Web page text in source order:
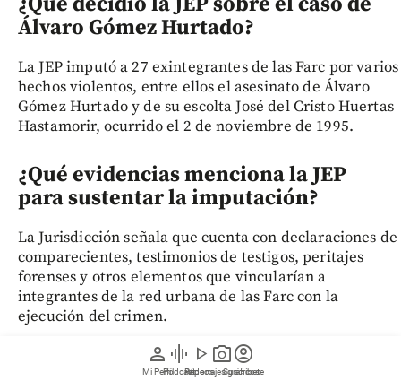
person
Mi Perfil
graphic_eq
Pódcast
play_arrow
Videos
photo_camera
Reportajes gráficos
account_circle
Suscríbete
Álvaro Gómez Hurtado?
La JEP imputó a 27 exintegrantes de las Farc por varios
hechos violentos, entre ellos el asesinato de Álvaro
Gómez Hurtado y de su escolta José del Cristo Huertas
Hastamorir, ocurrido el 2 de noviembre de 1995.
¿Qué evidencias menciona la JEP
para sustentar la imputación?
La Jurisdicción señala que cuenta con declaraciones de
comparecientes, testimonios de testigos, peritajes
forenses y otros elementos que vincularían a
integrantes de la red urbana de las Farc con la
ejecución del crimen.
¿La JEP concluyó quién ordenó el